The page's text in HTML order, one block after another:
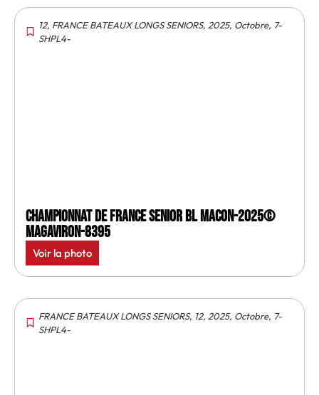
12, FRANCE BATEAUX LONGS SENIORS, 2025, Octobre, 7-
SHPL4-
Championnat de France senior BL Macon-2025©
MagAviron-8395
Voir la photo
FRANCE BATEAUX LONGS SENIORS, 12, 2025, Octobre, 7-
SHPL4-